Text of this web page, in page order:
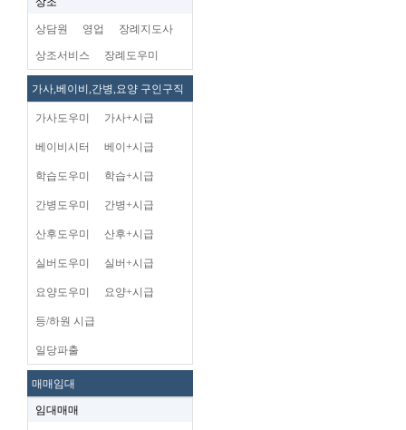
상담원 영업 장례지도사
상조서비스 장례도우미
가사,베이비,간병,요양 구인구직
가사도우미 가사+시급
베이비시터 베이+시급
학습도우미 학습+시급
간병도우미 간병+시급
산후도우미 산후+시급
실버도우미 실버+시급
요양도우미 요양+시급
등/하원 시급
일당파출
매매임대
임대매매